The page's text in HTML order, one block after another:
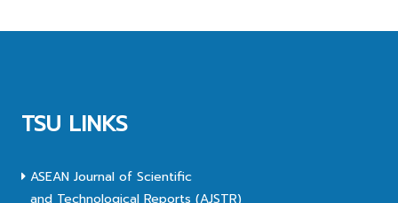
TSU LINKS
ASEAN Journal of Scientific
and Technological Reports (AJSTR)